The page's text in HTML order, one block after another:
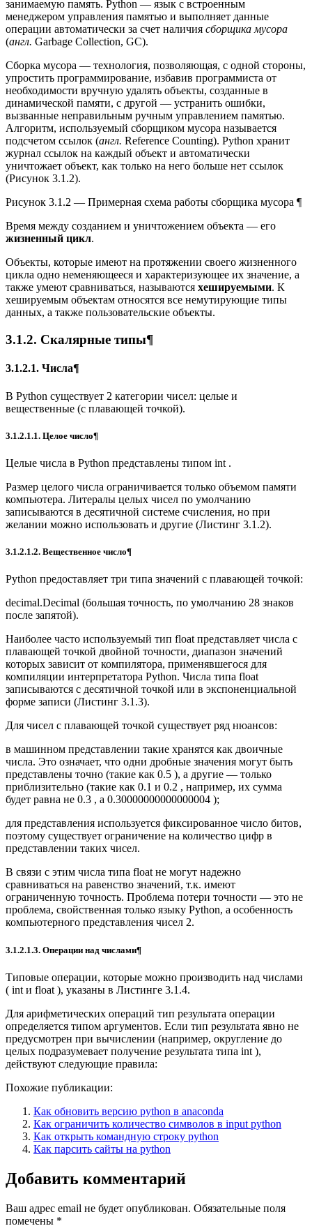
занимаемую память. Python — язык с встроенным
менеджером управления памятью и выполняет данные
операции автоматически за счет наличия сборщика мусора
(англ. Garbage Collection, GC).
Сборка мусора — технология, позволяющая, с одной стороны,
упростить программирование, избавив программиста от
необходимости вручную удалять объекты, созданные в
динамической памяти, с другой — устранить ошибки,
вызванные неправильным ручным управлением памятью.
Алгоритм, используемый сборщиком мусора называется
подсчетом ссылок (англ. Reference Counting). Python хранит
журнал ссылок на каждый объект и автоматически
уничтожает объект, как только на него больше нет ссылок
(Рисунок 3.1.2).
Рисунок 3.1.2 — Примерная схема работы сборщика мусора ¶
Время между созданием и уничтожением объекта — его
жизненный цикл.
Объекты, которые имеют на протяжении своего жизненного
цикла одно неменяющееся и характеризующее их значение, а
также умеют сравниваться, называются хешируемыми. К
хешируемым объектам относятся все немутирующие типы
данных, а также пользовательские объекты.
3.1.2. Скалярные типы¶
3.1.2.1. Числа¶
В Python существует 2 категории чисел: целые и
вещественные (с плавающей точкой).
3.1.2.1.1. Целое число¶
Целые числа в Python представлены типом int .
Размер целого числа ограничивается только объемом памяти
компьютера. Литералы целых чисел по умолчанию
записываются в десятичной системе счисления, но при
желании можно использовать и другие (Листинг 3.1.2).
3.1.2.1.2. Вещественное число¶
Python предоставляет три типа значений с плавающей точкой:
decimal.Decimal (большая точность, по умолчанию 28 знаков
после запятой).
Наиболее часто используемый тип float представляет числа с
плавающей точкой двойной точности, диапазон значений
которых зависит от компилятора, применявшегося для
компиляции интерпретатора Python. Числа типа float
записываются с десятичной точкой или в экспоненциальной
форме записи (Листинг 3.1.3).
Для чисел с плавающей точкой существует ряд нюансов:
в машинном представлении такие хранятся как двоичные
числа. Это означает, что одни дробные значения могут быть
представлены точно (такие как 0.5 ), а другие — только
приблизительно (такие как 0.1 и 0.2 , например, их сумма
будет равна не 0.3 , а 0.30000000000000004 );
для представления используется фиксированное число битов,
поэтому существует ограничение на количество цифр в
представлении таких чисел.
В связи с этим числа типа float не могут надежно
сравниваться на равенство значений, т.к. имеют
ограниченную точность. Проблема потери точности — это не
проблема, свойственная только языку Python, а особенность
компьютерного представления чисел 2.
3.1.2.1.3. Операции над числами¶
Типовые операции, которые можно производить над числами
( int и float ), указаны в Листинге 3.1.4.
Для арифметических операций тип результата операции
определяется типом аргументов. Если тип результата явно не
предусмотрен при вычислении (например, округление до
целых подразумевает получение результата типа int ),
действуют следующие правила:
Похожие публикации:
Как обновить версию python в anaconda
Как ограничить количество символов в input python
Как открыть командную строку python
Как парсить сайты на python
Добавить комментарий
Ваш адрес email не будет опубликован. Обязательные поля
помечены *